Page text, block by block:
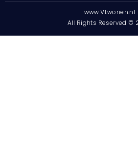
www.VLwonen.nl
All Rights Reserved ©